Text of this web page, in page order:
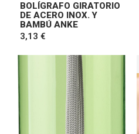
BOLÍGRAFO GIRATORIO
DE ACERO INOX. Y
BAMBÚ ANKE
3,13 €